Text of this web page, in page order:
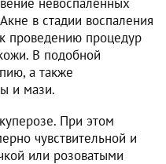
в стадии воспаления
проведению процедур
В подобной
а также
и мази.
При этом
чувствительной и
или розоватыми